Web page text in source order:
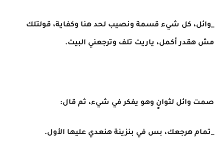
_وائل، كل شيء قسمة ونصيب لحد هنا وكفاية، قولتلك
مش هقدر أكمل، ياريت تلف وترجعني البيت.
صمت وائل لثوانٍ وهو يفكر في شيء، ثم قال:
_تمام هرجعك، بس في بنزينة هنعدي عليها الأول.